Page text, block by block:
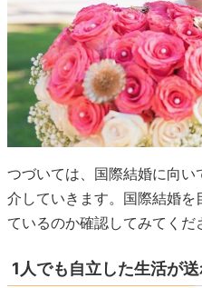
つづいては、国際結婚に向
介していきます。国際結婚
ているのか確認してみてくだ
1人でも自立した生活が